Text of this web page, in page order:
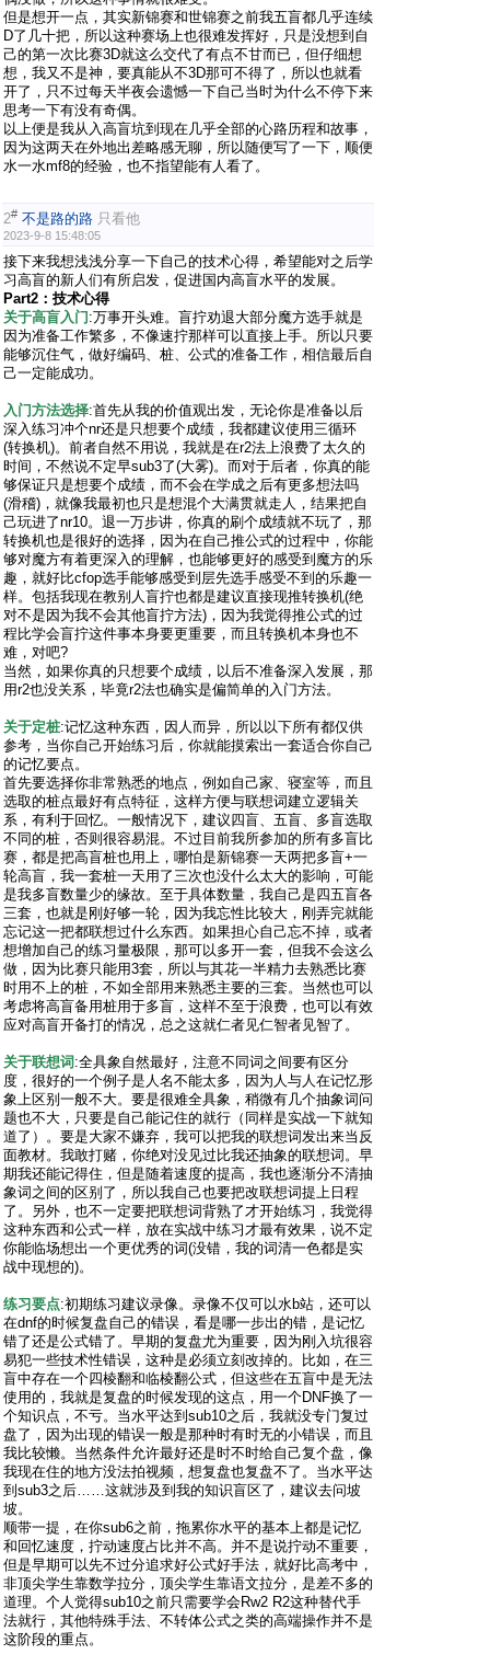
但是想开一点，其实新锦赛和世锦赛之前我五盲都几乎连续
D了几十把，所以这种赛场上也很难发挥好，只是没想到自
己的第一次比赛3D就这么交代了有点不甘而已，但仔细想
想，我又不是神，要真能从不3D那可不得了，所以也就看
开了，只不过每天半夜会遗憾一下自己当时为什么不停下来
思考一下有没有奇偶。
以上便是我从入高盲坑到现在几乎全部的心路历程和故事，
因为这两天在外地出差略感无聊，所以随便写了一下，顺便
水一水mf8的经验，也不指望能有人看了。
2# 不是路的路 只看他
2023-9-8 15:48:05
接下来我想浅浅分享一下自己的技术心得，希望能对之后学
习高盲的新人们有所启发，促进国内高盲水平的发展。
Part2：技术心得
关于高盲入门 :万事开头难。盲拧劝退大部分魔方选手就是
因为准备工作繁多，不像速拧那样可以直接上手。所以只要
能够沉住气，做好编码、桩、公式的准备工作，相信最后自
己一定能成功。
入门方法选择:首先从我的价值观出发，无论你是准备以后
深入练习冲个nr还是只想要个成绩，我都建议使用三循环
(转换机)。前者自然不用说，我就是在r2法上浪费了太久的
时间，不然说不定早sub3了(大雾)。而对于后者，你真的能
够保证只是想要个成绩，而不会在学成之后有更多想法吗
(滑稽)，就像我最初也只是想混个大满贯就走人，结果把自
己玩进了nr10。退一万步讲，你真的刷个成绩就不玩了，那
转换机也是很好的选择，因为在自己推公式的过程中，你能
够对魔方有着更深入的理解，也能够更好的感受到魔方的乐
趣，就好比cfop选手能够感受到层先选手感受不到的乐趣一
样。包括我现在教别人盲拧也都是建议直接现推转换机(绝
对不是因为我不会其他盲拧方法)，因为我觉得推公式的过
程比学会盲拧这件事本身要更重要，而且转换机本身也不
难，对吧?
当然，如果你真的只想要个成绩，以后不准备深入发展，那
用r2也没关系，毕竟r2法也确实是偏简单的入门方法。
关于定桩:记忆这种东西，因人而异，所以以下所有都仅供
参考，当你自己开始练习后，你就能摸索出一套适合你自己
的记忆要点。
首先要选择你非常熟悉的地点，例如自己家、寝室等，而且
选取的桩点最好有点特征，这样方便与联想词建立逻辑关
系，有利于回忆。一般情况下，建议四盲、五盲、多盲选取
不同的桩，否则很容易混。不过目前我所参加的所有多盲比
赛，都是把高盲桩也用上，哪怕是新锦赛一天两把多盲+一
轮高盲，我一套桩一天用了三次也没什么太大的影响，可能
是我多盲数量少的缘故。至于具体数量，我自己是四五盲各
三套，也就是刚好够一轮，因为我忘性比较大，刚弄完就能
忘记这一把都联想过什么东西。如果担心自己忘不掉，或者
想增加自己的练习量极限，那可以多开一套，但我不会这么
做，因为比赛只能用3套，所以与其花一半精力去熟悉比赛
时用不上的桩，不如全部用来熟悉主要的三套。当然也可以
考虑将高盲备用桩用于多盲，这样不至于浪费，也可以有效
应对高盲开备打的情况，总之这就仁者见仁智者见智了。
关于联想词 :全具象自然最好，注意不同词之间要有区分
度，很好的一个例子是人名不能太多，因为人与人在记忆形
象上区别一般不大。要是很难全具象，稍微有几个抽象词问
题也不大，只要是自己能记住的就行（同样是实战一下就知
道了）。要是大家不嫌弃，我可以把我的联想词发出来当反
面教材。我敢打赌，你绝对没见过比我还抽象的联想词。早
期我还能记得住，但是随着速度的提高，我也逐渐分不清抽
象词之间的区别了，所以我自己也要把改联想词提上日程
了。另外，也不一定要把联想词背熟了才开始练习，我觉得
这种东西和公式一样，放在实战中练习才最有效果，说不定
你能临场想出一个更优秀的词(没错，我的词清一色都是实
战中现想的)。
练习要点:初期练习建议录像。录像不仅可以水b站，还可以
在dnf的时候复盘自己的错误，看是哪一步出的错，是记忆
错了还是公式错了。早期的复盘尤为重要，因为刚入坑很容
易犯一些技术性错误，这种是必须立刻改掉的。比如，在三
盲中存在一个四棱翻和临棱翻公式，但这些在五盲中是无法
使用的，我就是复盘的时候发现的这点，用一个DNF换了一
个知识点，不亏。当水平达到sub10之后，我就没专门复过
盘了，因为出现的错误一般是那种时有时无的小错误，而且
我比较懒。当然条件允许最好还是时不时给自己复个盘，像
我现在住的地方没法拍视频，想复盘也复盘不了。当水平达
到sub3之后……这就涉及到我的知识盲区了，建议去问坡
坡。
顺带一提，在你sub6之前，拖累你水平的基本上都是记忆
和回忆速度，拧动速度占比并不高。并不是说拧动不重要，
但是早期可以先不过分追求好公式好手法，就好比高考中，
非顶尖学生靠数学拉分，顶尖学生靠语文拉分，是差不多的
道理。个人觉得sub10之前只需要学会Rw2 R2这种替代手
法就行，其他特殊手法、不转体公式之类的高端操作并不是
这阶段的重点。